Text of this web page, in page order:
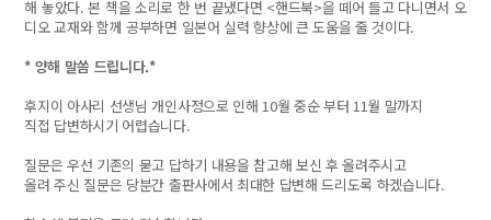
해 놓았다. 본 책을 소리로 한 번 끝냈다면 <핸드북>을 떼어 들고 다니면서 오
디오 교재와 함께 공부하면 일본어 실력 향상에 큰 도움을 줄 것이다.
* 양해 말씀 드립니다.*
후지이 아사리 선생님 개인사정으로 인해 10월 중순 부터 11월 말까지
직접 답변하시기 어렵습니다.
질문은 우선 기존의 묻고 답하기 내용을 참고해 보신 후 올려주시고
올려 주신 질문은 당분간 출판사에서 최대한 답변해 드리도록 하겠습니다.